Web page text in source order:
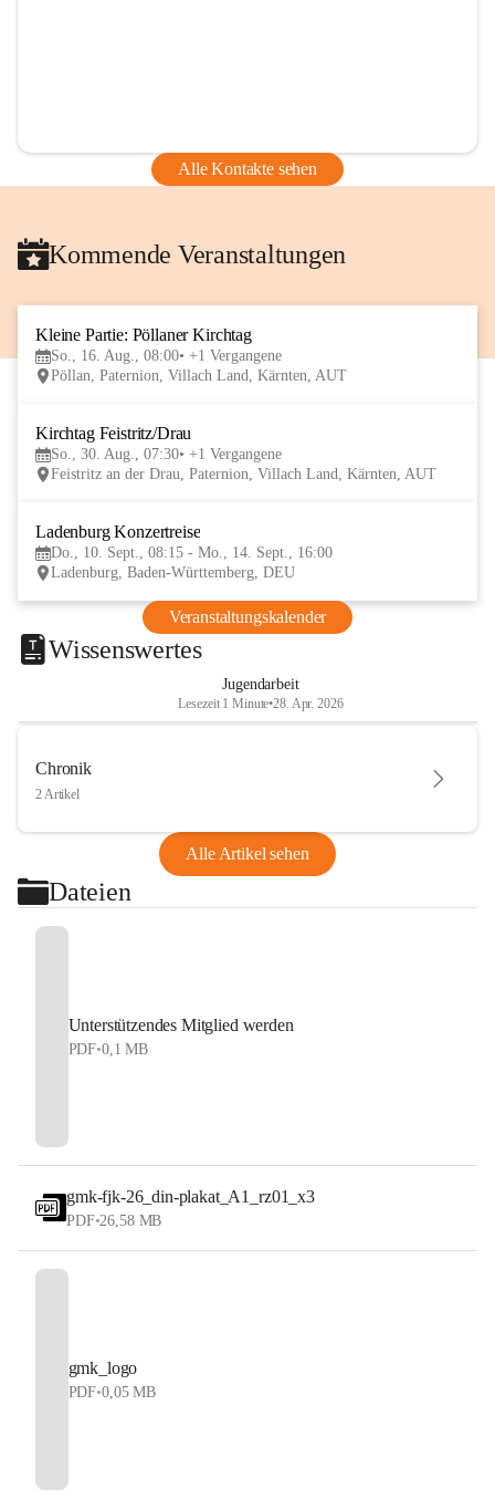
Alle Kontakte sehen
Kommende Veranstaltungen
Kleine Partie: Pöllaner Kirchtag
So., 16. Aug., 08:00 +1 Vergangene
Pöllan, Paternion, Villach Land, Kärnten, AUT
Kirchtag Feistritz/Drau
So., 30. Aug., 07:30 +1 Vergangene
Feistritz an der Drau, Paternion, Villach Land, Kärnten, AUT
Ladenburg Konzertreise
Do., 10. Sept., 08:15 - Mo., 14. Sept., 16:00
Ladenburg, Baden-Württemberg, DEU
Veranstaltungskalender
Wissenswertes
Jugendarbeit
Lesezeit 1 Minute•28. Apr. 2026
Chronik
2 Artikel
Alle Artikel sehen
Dateien
Unterstützendes Mitglied werden
PDF•0,1 MB
gmk-fjk-26_din-plakat_A1_rz01_x3
PDF•26,58 MB
gmk_logo
PDF•0,05 MB